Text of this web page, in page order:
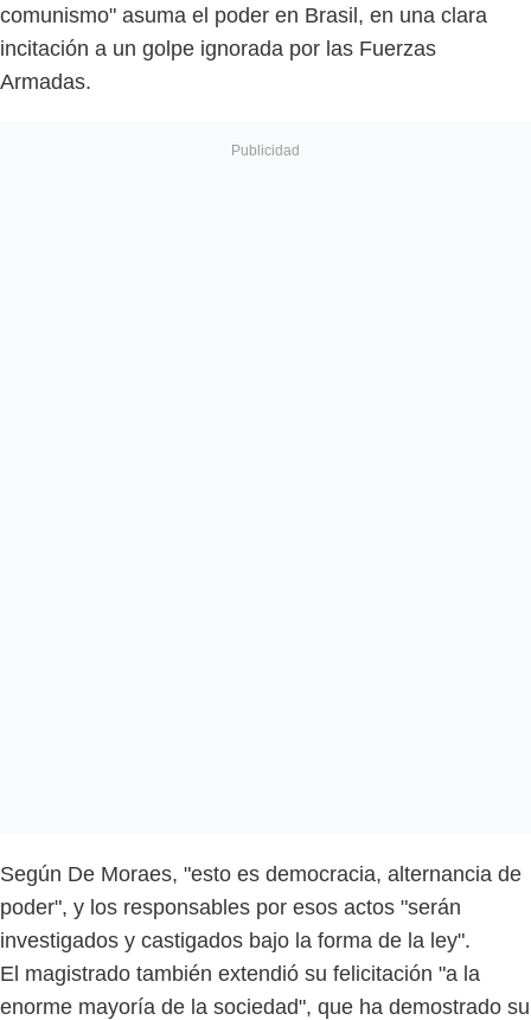
comunismo" asuma el poder en Brasil, en una clara
incitación a un golpe ignorada por las Fuerzas
Armadas.
Según De Moraes, "esto es democracia, alternancia de
poder", y los responsables por esos actos "serán
investigados y castigados bajo la forma de la ley".
El magistrado también extendió su felicitación "a la
enorme mayoría de la sociedad", que ha demostrado su